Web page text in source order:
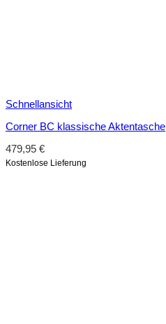
Schnellansicht
Corner BC klassische Aktentasche
479,95 €
Kostenlose Lieferung